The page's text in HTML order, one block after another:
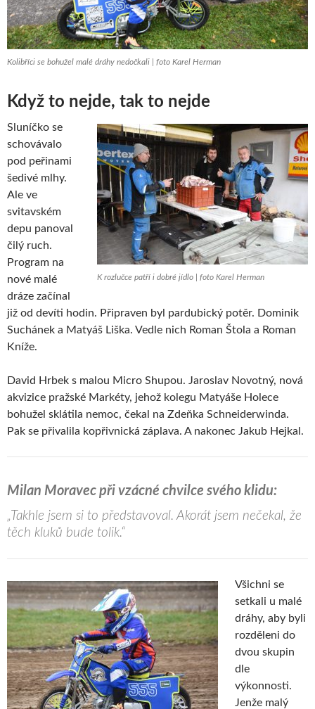
Kolibříci se bohužel malé dráhy nedočkali | foto Karel Herman
Když to nejde, tak to nejde
K rozlučce patří i dobré jídlo | foto Karel Herman
Sluníčko se
schovávalo
pod peřinami
šedivé mlhy.
Ale ve
svitavském
depu panoval
čilý ruch.
Program na
nové malé
dráze začínal
již od devíti hodin. Připraven byl pardubický potěr. Dominik
Suchánek a Matyáš Liška. Vedle nich Roman Štola a Roman
Kníže.
David Hrbek s malou Micro Shupou. Jaroslav Novotný, nová
akvizice pražské Markéty, jehož kolegu Matyáše Holece
bohužel sklátila nemoc, čekal na Zdeňka Schneiderwinda.
Pak se přivalila kopřivnická záplava. A nakonec Jakub Hejkal.
Milan Moravec při vzácné chvilce svého klidu:
„Takhle jsem si to představoval. Akorát jsem nečekal, že
těch kluků bude tolik.“
Všichni se
setkali u malé
dráhy, aby byli
rozděleni do
dvou skupin
dle
výkonnosti.
Jenže malý